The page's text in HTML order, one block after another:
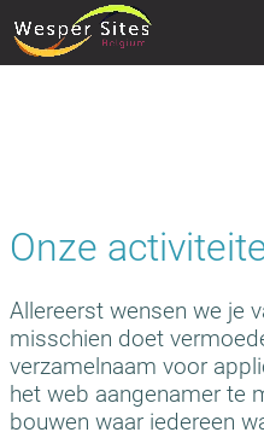
Onze
Allereerst wensen we je
misschien doet
verzamelnaam voor
het web aangenamer te
bouwen waar iedereen